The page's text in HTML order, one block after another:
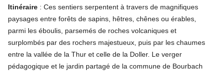
Itinéraire : Ces sentiers serpentent à travers de magnifiques
paysages entre forêts de sapins, hêtres, chênes ou érables,
parmi les éboulis, parsemés de roches volcaniques et
surplombés par des rochers majestueux, puis par les chaumes
entre la vallée de la Thur et celle de la Doller. Le verger
pédagogique et le jardin partagé de la commune de Bourbach